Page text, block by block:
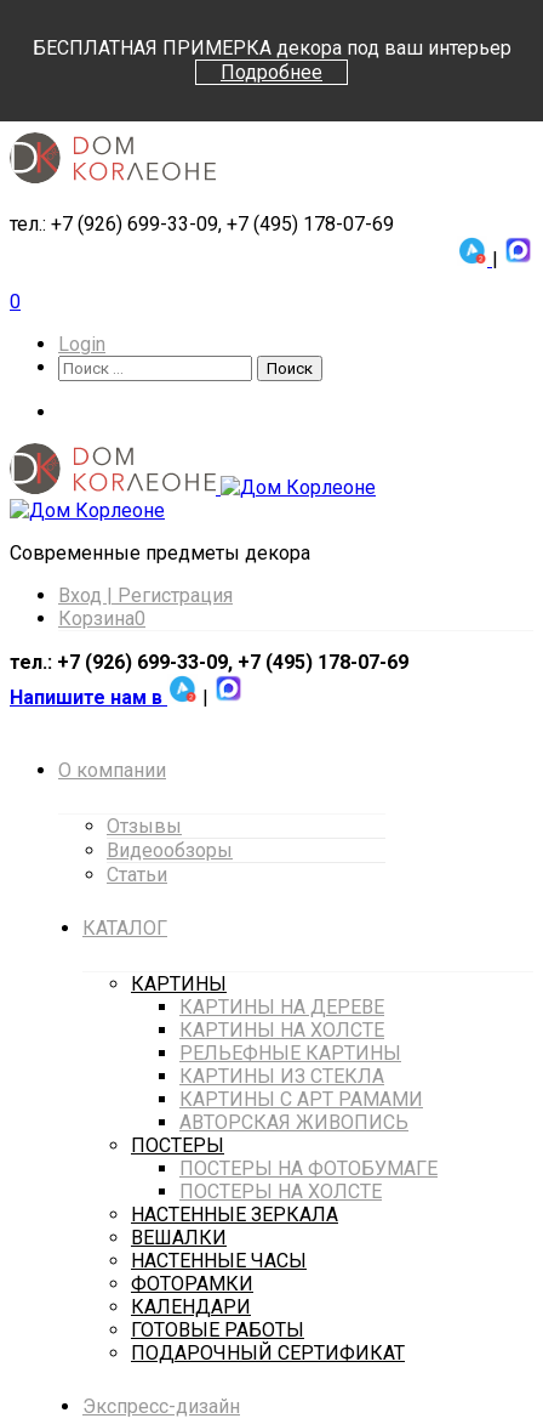
БЕСПЛАТНАЯ ПРИМЕРКА декора под ваш интерьер
Подробнее
тел.: +7 (926) 699-33-09, +7 (495) 178-07-69
|
0
Login
Поиск
Поиск
Cовременные предметы декора
Вход | Регистрация
Корзина0
тел.: +7 (926) 699-33-09, +7 (495) 178-07-69
Напишите нам в
|
О компании
Отзывы
Видеообзоры
Статьи
КАТАЛОГ
КАРТИНЫ
КАРТИНЫ НА ДЕРЕВЕ
КАРТИНЫ НА ХОЛСТЕ
РЕЛЬЕФНЫЕ КАРТИНЫ
КАРТИНЫ ИЗ СТЕКЛА
КАРТИНЫ С АРТ РАМАМИ
АВТОРСКАЯ ЖИВОПИСЬ
ПОСТЕРЫ
ПОСТЕРЫ НА ФОТОБУМАГЕ
ПОСТЕРЫ НА ХОЛСТЕ
НАСТЕННЫЕ ЗЕРКАЛА
ВЕШАЛКИ
НАСТЕННЫЕ ЧАСЫ
ФОТОРАМКИ
КАЛЕНДАРИ
ГОТОВЫЕ РАБОТЫ
ПОДАРОЧНЫЙ СЕРТИФИКАТ
Экспресс-дизайн